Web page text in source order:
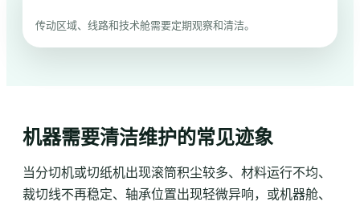
传动区域、线路和技术舱需要定期观察和清洁。
机器需要清洁维护的常见迹象
当分切机或切纸机出现滚筒积尘较多、材料运行不均、
裁切线不再稳定、轴承位置出现轻微异响，或机器舱、